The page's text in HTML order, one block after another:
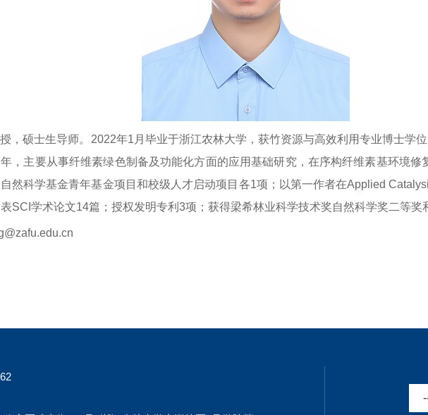
授，硕士生导师。2022年1月毕业于浙江农林大学，获竹资源与高效利用专业博士学
，主要从事纤维素绿色制备及功能化方面的应用基础研究，在序构纤维素基环境修
然科学基金青年基金项目和校级人才启动项目各1项；以第一作者在Applied
SCI学术论文14篇；授权发明专利3项；获得梁希林业科学技术奖自然科学奖二等奖